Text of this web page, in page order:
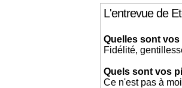
L'entrevue de
Quelles sont
Fidélité,
Quels sont vos
Ce n'est pas à